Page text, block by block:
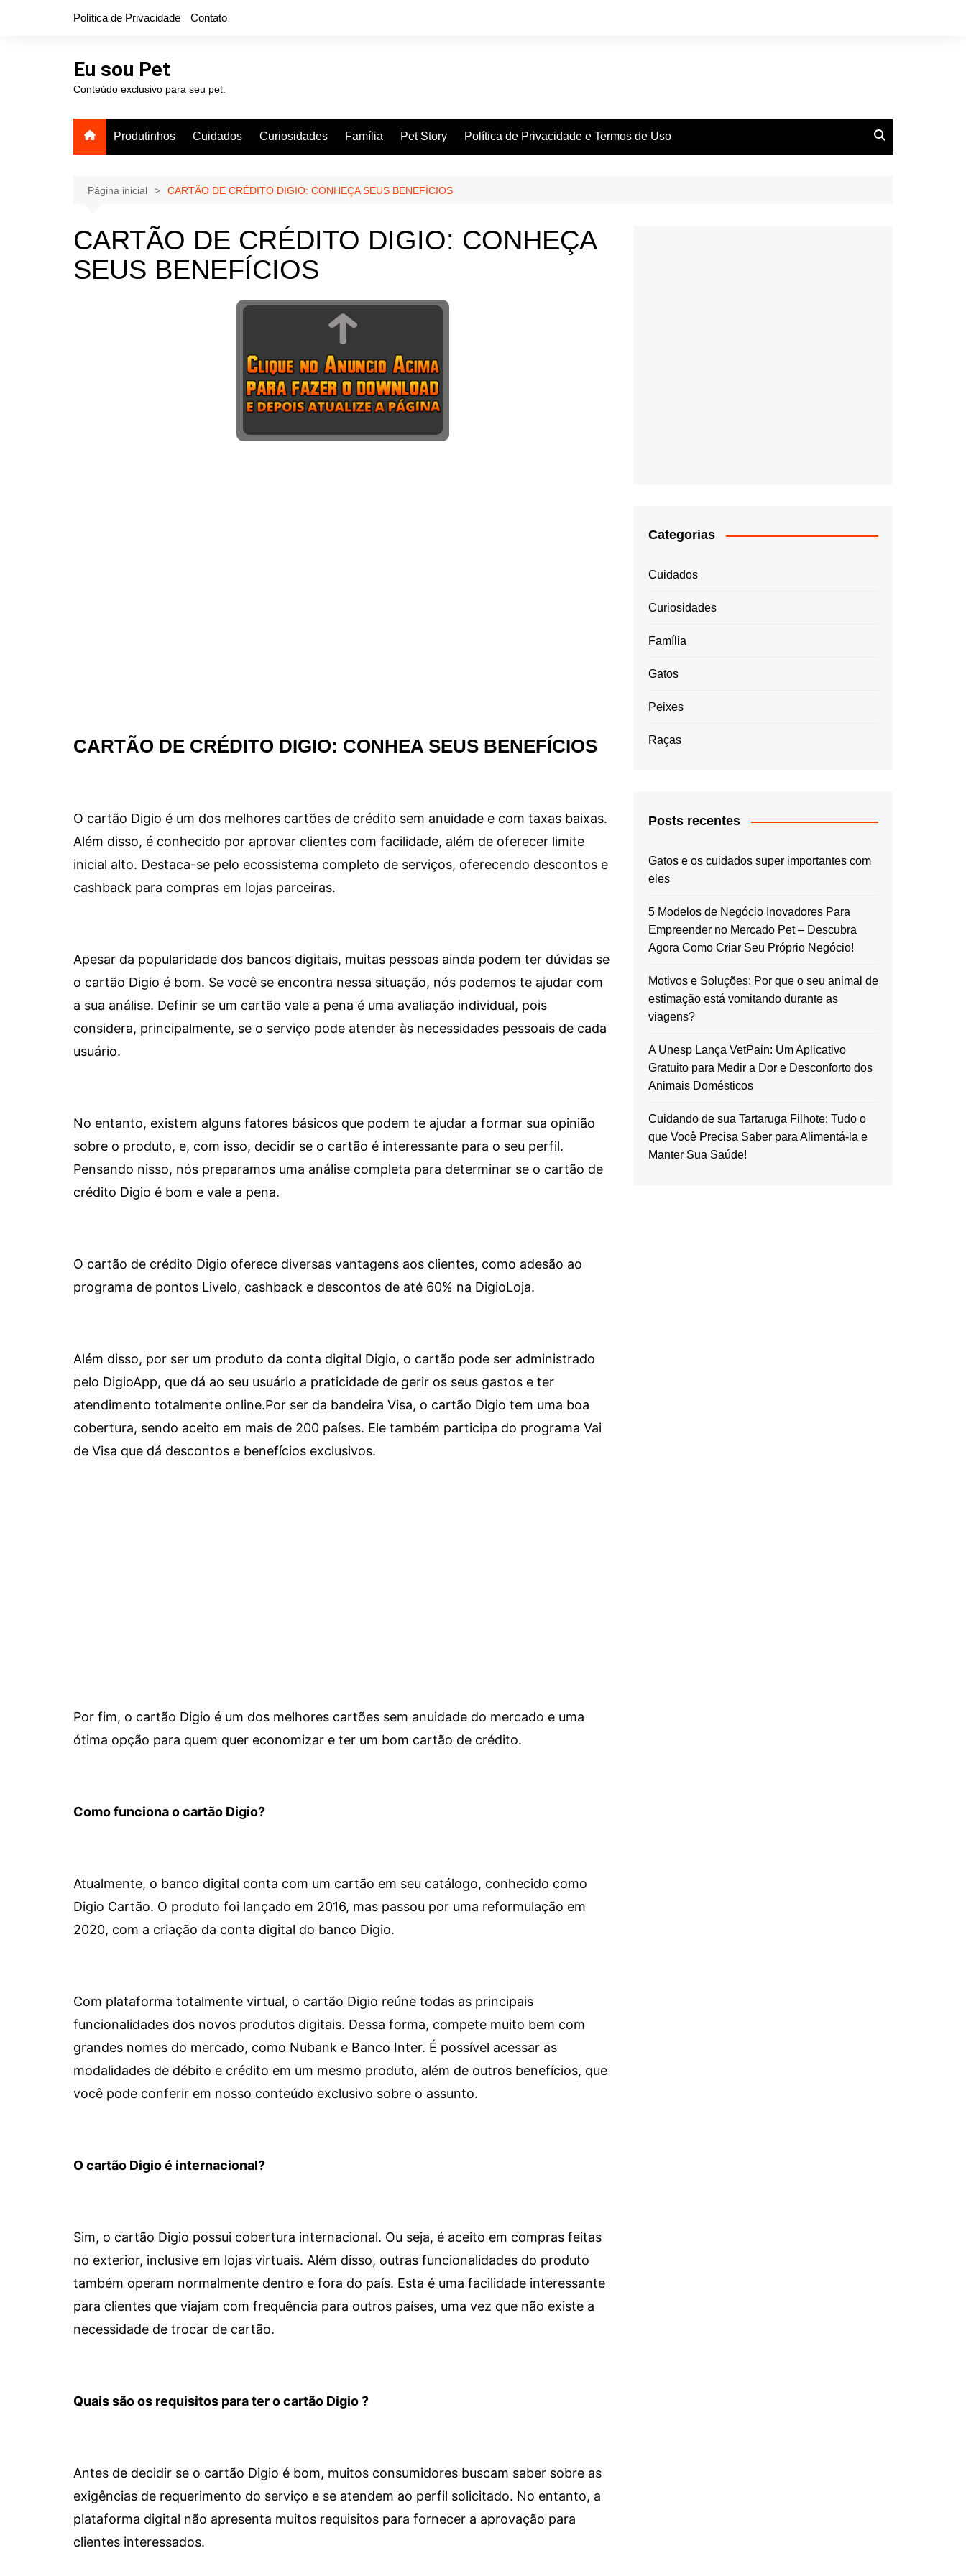
Política de Privacidade Contato
Eu sou Pet
Conteúdo exclusivo para seu pet.
Produtinhos Cuidados Curiosidades Família Pet Story Política de Privacidade e Termos de Uso
Página inicial CARTÃO DE CRÉDITO DIGIO: CONHEÇA SEUS BENEFÍCIOS
CARTÃO DE CRÉDITO DIGIO: CONHEÇA
SEUS BENEFÍCIOS
CARTÃO DE CRÉDITO DIGIO: CONHEA SEUS BENEFÍCIOS
O cartão Digio é um dos melhores cartões de crédito sem anuidade e com taxas baixas.
Além disso, é conhecido por aprovar clientes com facilidade, além de oferecer limite
inicial alto. Destaca-se pelo ecossistema completo de serviços, oferecendo descontos e
cashback para compras em lojas parceiras.
Apesar da popularidade dos bancos digitais, muitas pessoas ainda podem ter dúvidas se
o cartão Digio é bom. Se você se encontra nessa situação, nós podemos te ajudar com
a sua análise. Definir se um cartão vale a pena é uma avaliação individual, pois
considera, principalmente, se o serviço pode atender às necessidades pessoais de cada
usuário.
No entanto, existem alguns fatores básicos que podem te ajudar a formar sua opinião
sobre o produto, e, com isso, decidir se o cartão é interessante para o seu perfil.
Pensando nisso, nós preparamos uma análise completa para determinar se o cartão de
crédito Digio é bom e vale a pena.
O cartão de crédito Digio oferece diversas vantagens aos clientes, como adesão ao
programa de pontos Livelo, cashback e descontos de até 60% na DigioLoja.
Além disso, por ser um produto da conta digital Digio, o cartão pode ser administrado
pelo DigioApp, que dá ao seu usuário a praticidade de gerir os seus gastos e ter
atendimento totalmente online.Por ser da bandeira Visa, o cartão Digio tem uma boa
cobertura, sendo aceito em mais de 200 países. Ele também participa do programa Vai
de Visa que dá descontos e benefícios exclusivos.
Por fim, o cartão Digio é um dos melhores cartões sem anuidade do mercado e uma
ótima opção para quem quer economizar e ter um bom cartão de crédito.
Como funciona o cartão Digio?
Atualmente, o banco digital conta com um cartão em seu catálogo, conhecido como
Digio Cartão. O produto foi lançado em 2016, mas passou por uma reformulação em
2020, com a criação da conta digital do banco Digio.
Com plataforma totalmente virtual, o cartão Digio reúne todas as principais
funcionalidades dos novos produtos digitais. Dessa forma, compete muito bem com
grandes nomes do mercado, como Nubank e Banco Inter. É possível acessar as
modalidades de débito e crédito em um mesmo produto, além de outros benefícios, que
você pode conferir em nosso conteúdo exclusivo sobre o assunto.
O cartão Digio é internacional?
Sim, o cartão Digio possui cobertura internacional. Ou seja, é aceito em compras feitas
no exterior, inclusive em lojas virtuais. Além disso, outras funcionalidades do produto
também operam normalmente dentro e fora do país. Esta é uma facilidade interessante
para clientes que viajam com frequência para outros países, uma vez que não existe a
necessidade de trocar de cartão.
Quais são os requisitos para ter o cartão Digio ?
Antes de decidir se o cartão Digio é bom, muitos consumidores buscam saber sobre as
exigências de requerimento do serviço e se atendem ao perfil solicitado. No entanto, a
plataforma digital não apresenta muitos requisitos para fornecer a aprovação para
clientes interessados.
Categorias
Cuidados
Curiosidades
Família
Gatos
Peixes
Raças
Posts recentes
Gatos e os cuidados super importantes com
eles
5 Modelos de Negócio Inovadores Para
Empreender no Mercado Pet – Descubra
Agora Como Criar Seu Próprio Negócio!
Motivos e Soluções: Por que o seu animal de
estimação está vomitando durante as
viagens?
A Unesp Lança VetPain: Um Aplicativo
Gratuito para Medir a Dor e Desconforto dos
Animais Domésticos
Cuidando de sua Tartaruga Filhote: Tudo o
que Você Precisa Saber para Alimentá-la e
Manter Sua Saúde!